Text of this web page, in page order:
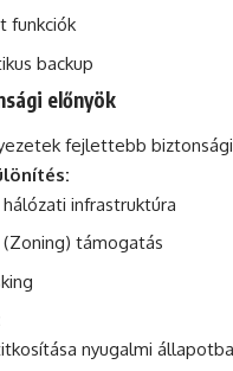
funkciók
backup
előnyök
fejlettebb
infrastruktúra
(Zoning) támogatás
nyugalmi